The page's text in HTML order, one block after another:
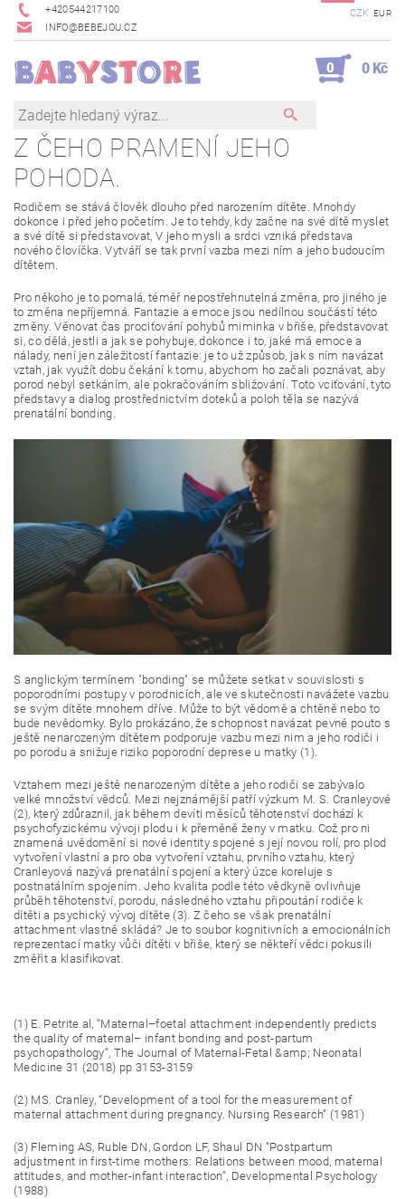
+420544217100
INFO@BEBEJOU.CZ
CZK EUR
0 0 Kč
Z ČEHO PRAMENÍ JEHO
POHODA.
Rodičem se stává člověk dlouho před narozením dítěte. Mnohdy
dokonce i před jeho početím. Je to tehdy, kdy začne na své dítě myslet
a své dítě si představovat, V jeho mysli a srdci vzniká představa
nového človíčka. Vytváří se tak první vazba mezi ním a jeho budoucím
dítětem.
Pro někoho je to pomalá, téměř nepostřehnutelná změna, pro jiného je
to změna nepříjemná. Fantazie a emoce jsou nedílnou součástí této
změny. Věnovat čas prociťování pohybů miminka v břiše, představovat
si, co dělá, jestli a jak se pohybuje, dokonce i to, jaké má emoce a
nálady, není jen záležitostí fantazie: je to už způsob, jak s ním navázat
vztah, jak využít dobu čekání k tomu, abychom ho začali poznávat, aby
porod nebyl setkáním, ale pokračováním sbližování. Toto vciťování, tyto
představy a dialog prostřednictvím doteků a poloh těla se nazývá
prenatální bonding.
S anglickým termínem "bonding" se můžete setkat v souvislosti s
poporodními postupy v porodnicích, ale ve skutečnosti navážete vazbu
se svým dítěte mnohem dříve. Může to být vědomě a chtěně nebo to
bude nevědomky. Bylo prokázáno, že schopnost navázat pevné pouto s
ještě nenarozeným dítětem podporuje vazbu mezi nim a jeho rodiči i
po porodu a snižuje riziko poporodní deprese u matky (1).
Vztahem mezi ještě nenarozeným dítěte a jeho rodiči se zabývalo
velké množství vědců. Mezi nejznámější patří výzkum M. S. Cranleyové
(2), který zdůraznil, jak během devíti měsíců těhotenství dochází k
psychofyzickému vývoji plodu i k přeměně ženy v matku. Což pro ni
znamená uvědomění si nové identity spojené s její novou rolí, pro plod
vytvoření vlastní a pro oba vytvoření vztahu, prvního vztahu, který
Cranleyová nazývá prenatální spojení a který úzce koreluje s
postnatálním spojením. Jeho kvalita podle této vědkyně ovlivňuje
průběh těhotenství, porodu, následného vztahu připoutání rodiče k
dítěti a psychický vývoj dítěte (3). Z čeho se však prenatální
attachment vlastně skládá? Je to soubor kognitivních a emocionálních
reprezentací matky vůči dítěti v břiše, který se někteří vědci pokusili
změřit a klasifikovat.
(1) E. Petrite al, “Maternal–foetal attachment independently predicts
the quality of maternal– infant bonding and post-partum
psychopathology”, The Journal of Maternal-Fetal &amp; Neonatal
Medicine 31 (2018) pp 3153-3159
(2) MS. Cranley, “Development of a tool for the measurement of
maternal attachment during pregnancy. Nursing Research” (1981)
(3) Fleming AS, Ruble DN, Gordon LF, Shaul DN “Postpartum
adjustment in first-time mothers: Relations between mood, maternal
attitudes, and mother-infant interaction”, Developmental Psychology
(1988)